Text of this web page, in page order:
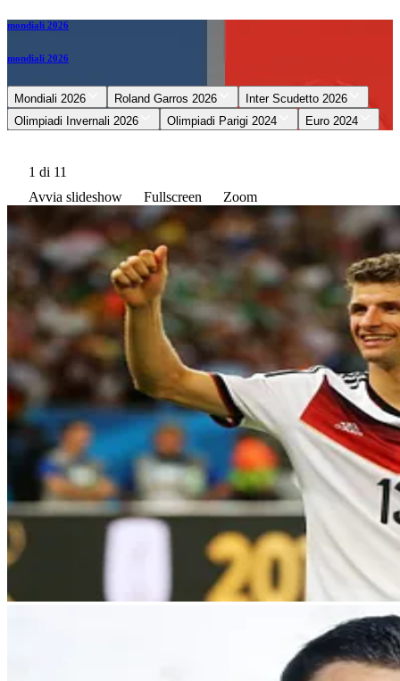
mondiali 2026
mondiali 2026
Mondiali 2026 Roland Garros 2026
Inter Scudetto 2026
Olimpiadi Invernali 2026
Olimpiadi Parigi 2024 Euro 2024
1 di 11
Avvia slideshow
Fullscreen Zoom